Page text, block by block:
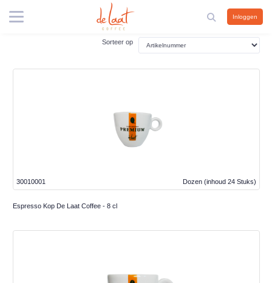
Inloggen
Sorteer op
Dozen (inhoud 24 Stuks)
30010001
Espresso Kop De Laat Coffee - 8 cl